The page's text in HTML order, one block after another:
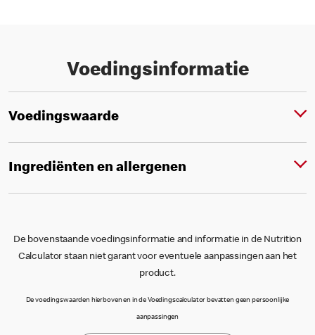
Voedingsinformatie
Voedingswaarde
Ingrediënten en allergenen
De bovenstaande voedingsinformatie and informatie in de Nutrition
Calculator staan niet garant voor eventuele aanpassingen aan het
product.
De voedingswaarden hierboven en in de Voedingscalculator bevatten geen persoonlijke
aanpassingen